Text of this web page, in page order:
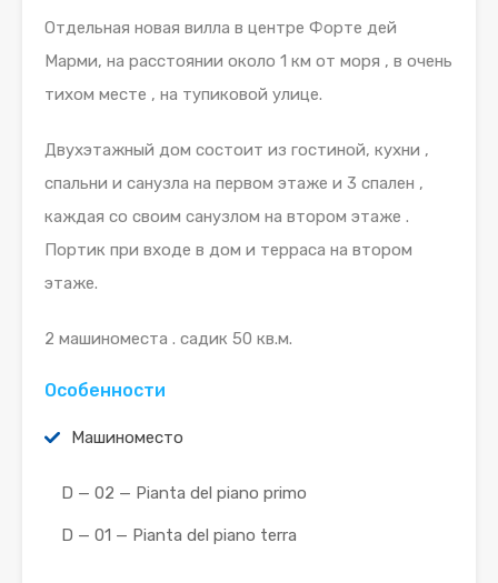
Отдельная новая вилла в центре Форте дей
Марми, на расстоянии около 1 км от моря , в очень
тихом месте , на тупиковой улице.
Двухэтажный дом состоит из гостиной, кухни ,
спальни и санузла на первом этаже и 3 спален ,
каждая со своим санузлом на втором этаже .
Портик при входе в дом и терраса на втором
этаже.
2 машиноместа . садик 50 кв.м.
Особенности
Машиноместо
D — 02 — Pianta del piano primo
D — 01 — Pianta del piano terra